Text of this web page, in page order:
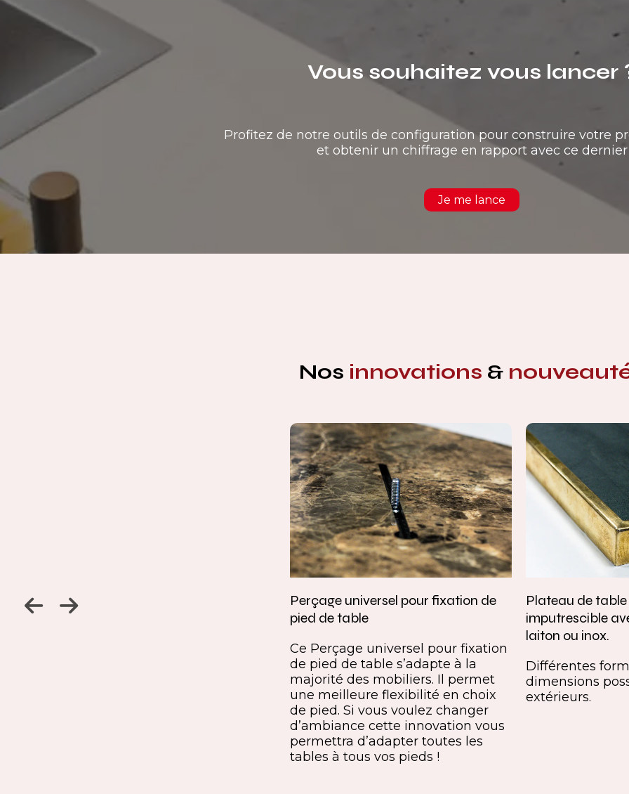
Vous souhaitez vous lancer
Profitez de notre outils de configuration pour construire votre
et obtenir un chiffrage en rapport avec ce dernier
Je me lance
Nos innovations &
Jambage à 45
Perçage universel pour fixation de
pied de table
Ce Perçage universel pour fixation
de pied de table s’adapte à la
majorité des mobiliers. Il permet
une meilleure flexibilité en choix
de pied. Si vous voulez changer
d’ambiance cette innovation vous
permettra d’adapter toutes les
tables à tous vos pieds !
Plateau de
imputrescible
laiton ou inox.
Différentes
dimensions
extérieurs.